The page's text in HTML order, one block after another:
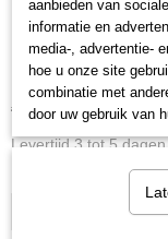
€ 48,95 €
Levertijd 3 tot 5 dagen
Eenheid (minimale
aanbieden van
informatie en
media-, advertentie-
hoe u onze site
combinatie met
door uw gebruik van